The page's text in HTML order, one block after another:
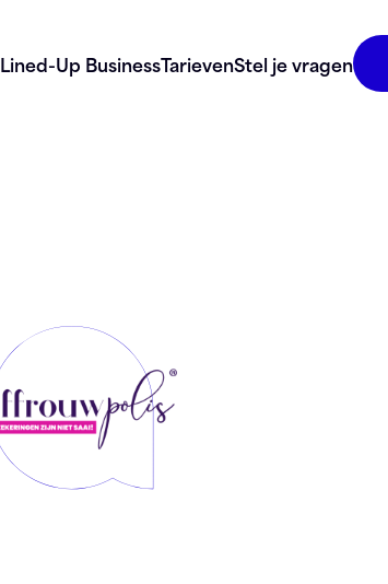
Lined-Up BusinessTarievenStel je vragen